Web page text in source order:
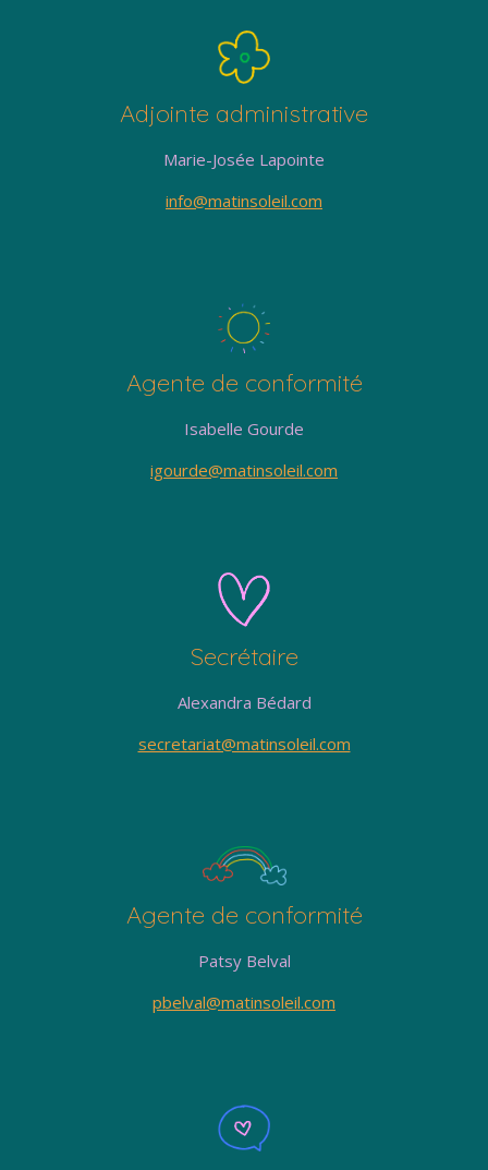
Adjointe administrative
Marie-Josée Lapointe
info@matinsoleil.com
Agente de conformité
Isabelle Gourde
igourde@matinsoleil.com
Secrétaire
Alexandra Bédard
secretariat@matinsoleil.com
Agente de conformité
Patsy Belval
pbelval@matinsoleil.com